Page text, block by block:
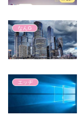
なんG
エッヂ